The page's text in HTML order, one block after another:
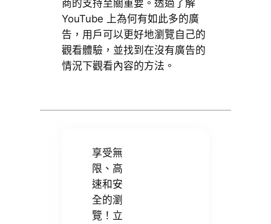
商的支持至關重要。透過了解
YouTube 上為何有如此多的廣
告，用戶可以更好地瀏覽自己的
觀看體驗，並找到在沒有廣告的
情況下觀看內容的方法。
享受無
限、高
速和安
全的瀏
覽！立